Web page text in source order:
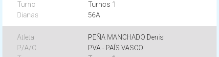
Turnos 1
56A
PEÑA MANCHADO Denis
PVA - PAÍS VASCO